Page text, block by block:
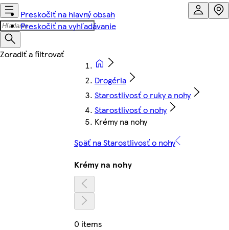
Preskočiť na hlavný obsah
Preskočiť na vyhľadávanie
Drogéria
Starostlivosť o ruky a nohy
Starostlivosť o nohy
Krémy na nohy
Späť na Starostlivosť o nohy
Krémy na nohy
0 items